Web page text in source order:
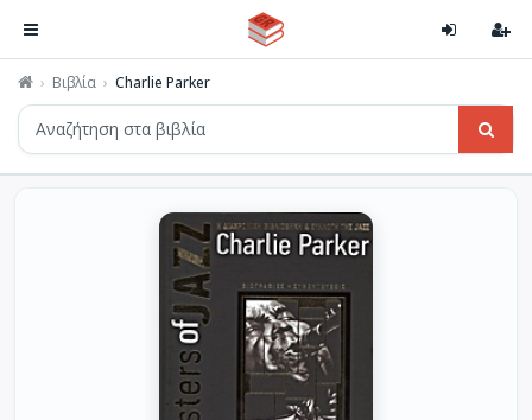
Βιβλία Charlie Parker